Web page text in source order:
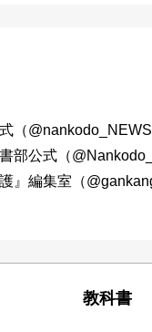
（@nankodo_NEWS
部公式（
』編集室（
教科書